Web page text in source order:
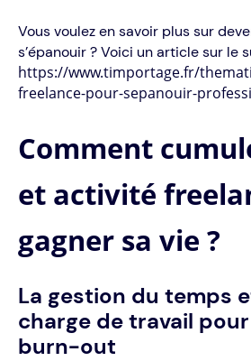
Vous voulez en savoir plus sur
s’épanouir ? Voici un article sur le
https://www.timportage.fr/
freelance-pour-sepanouir-
Comment
et activité
gagner sa vie ?
La gestion du temps
charge de travail
burn-out